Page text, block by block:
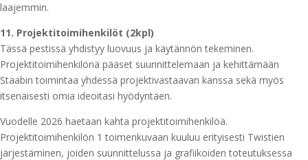
laajemmin.
11. Projektitoimihenkilöt (2kpl)
Tässä pestissä yhdistyy luovuus ja käytännön tekeminen.
Projektitoimihenkilönä pääset suunnittelemaan ja kehittämään
Staabin toimintaa yhdessä projektivastaavan kanssa sekä myös
itsenäisesti omia ideoitasi hyödyntäen.
Vuodelle 2026 haetaan kahta projektitoimihenkilöä.
Projektitoimihenkilön 1 toimenkuvaan kuuluu erityisesti Twistien
järjestäminen, joiden suunnittelussa ja grafiikoiden toteutuksessa